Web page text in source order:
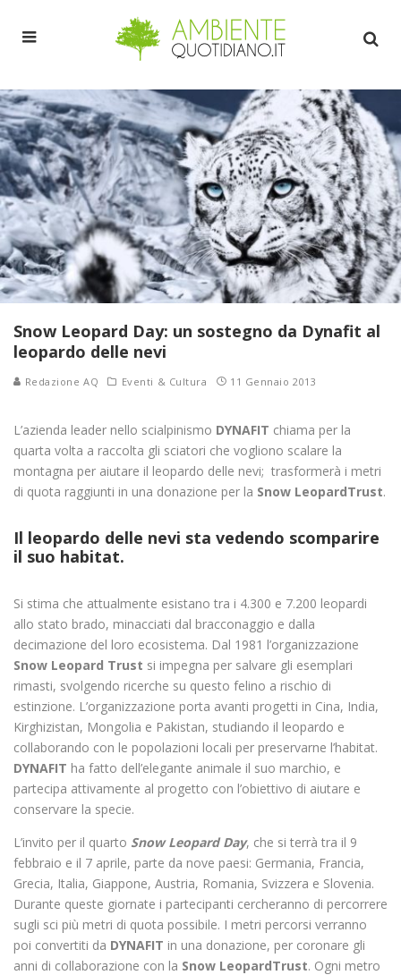
Snow Leopard Day: un sostegno da Dynafit al
leopardo delle nevi
Redazione AQ Eventi & Cultura 11 Gennaio 2013
L’azienda leader nello scialpinismo DYNAFIT chiama per la
quarta volta a raccolta gli sciatori che vogliono scalare la
montagna per aiutare il leopardo delle nevi; trasformerà i metri
di quota raggiunti in una donazione per la Snow LeopardTrust.
Il leopardo delle nevi sta vedendo scomparire
il suo habitat.
Si stima che attualmente esistano tra i 4.300 e 7.200 leopardi
allo stato brado, minacciati dal bracconaggio e dalla
decimazione del loro ecosistema. Dal 1981 l’organizzazione
Snow Leopard Trust si impegna per salvare gli esemplari
rimasti, svolgendo ricerche su questo felino a rischio di
estinzione. L’organizzazione porta avanti progetti in Cina, India,
Kirghizistan, Mongolia e Pakistan, studiando il leopardo e
collaborando con le popolazioni locali per preservarne l’habitat.
DYNAFIT ha fatto dell’elegante animale il suo marchio, e
partecipa attivamente al progetto con l’obiettivo di aiutare e
conservare la specie.
L’invito per il quarto Snow Leopard Day, che si terrà tra il 9
febbraio e il 7 aprile, parte da nove paesi: Germania, Francia,
Grecia, Italia, Giappone, Austria, Romania, Svizzera e Slovenia.
Durante queste giornate i partecipanti cercheranno di percorrere
sugli sci più metri di quota possibile. I metri percorsi verranno
poi convertiti da DYNAFIT in una donazione, per coronare gli
anni di collaborazione con la Snow LeopardTrust. Ogni metro